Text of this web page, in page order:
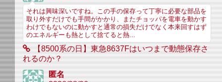
それは興味深いですね。この手の保存って丁寧に必要な部品を
取り外すだけでも手間がかかり、またチョッパを電車を動かす
わけでもないのに動かすと通常の損失だけでなく本来回すはず
のエネルギーも熱として捨てると熱...
【8500系の日】東急8637Fはいつまで動態保存さ
れるのか？
匿名